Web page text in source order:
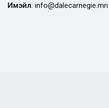
Имэйл: info@dalecarnegie.mn